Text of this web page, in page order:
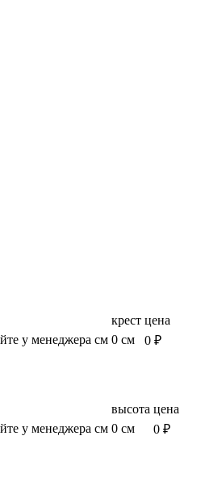
крест цена
у менеджера см 0 см 0 ₽
высота цена
у менеджера см 0 см 0 ₽